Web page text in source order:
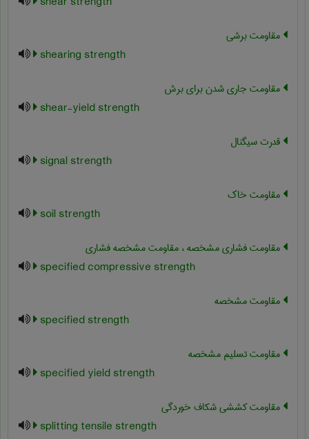
مقاومت برشی
shearing strength
مقاومت جاری شدن برای برش
shear-yield strength
قدرت سیگنال
signal strength
مقاومت خاک
soil strength
مقاومت فشاری مشخصه ، مقاومت مشخصه فشاری
specified compressive strength
مقاومت مشخصه
specified strength
مقاومت تسلیم مشخصه
specified yield strength
مقاومت کششی شکاف خوردگی
splitting tensile strength